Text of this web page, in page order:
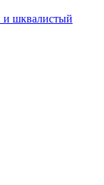
и шквалистый